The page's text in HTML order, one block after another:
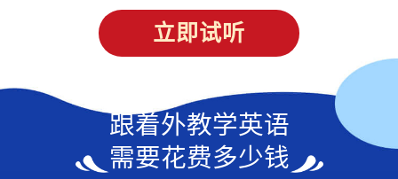
立即试听
跟着外教学英语
需要花费多少钱